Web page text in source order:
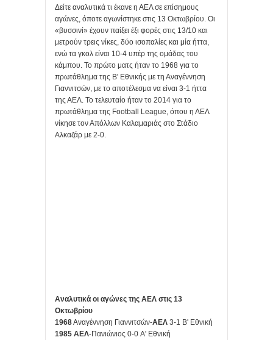
Δείτε αναλυτικά τι έκανε η ΑΕΛ σε επίσημους
αγώνες, όποτε αγωνίστηκε στις 13 Οκτωβρίου. Οι
«βυσσινί» έχουν παίξει έξι φορές στις 13/10 και
μετρούν τρεις νίκες, δύο ισοπαλίες και μία ήττα,
ενώ τα γκολ είναι 10-4 υπέρ της ομάδας του
κάμπου. Το πρώτο ματς ήταν το 1968 για το
πρωτάθλημα της Β' Εθνικής με τη Αναγέννηση
Γιαννιτσών, με το αποτέλεσμα να είναι 3-1 ήττα
της ΑΕΛ. Το τελευταίο ήταν το 2014 για το
πρωτάθλημα της Football League, όπου η ΑΕΛ
νίκησε τον Απόλλων Καλαμαριάς στο Στάδιο
Αλκαζάρ με 2-0.
Αναλυτικά οι αγώνες της ΑΕΛ στις 13
Οκτωβρίου
1968Αναγέννηση Γιαννιτσών-ΑΕΛ 3-1 Β' Εθνική
1985 ΑΕΛ-Πανιώνιος 0-0 Α' Εθνική